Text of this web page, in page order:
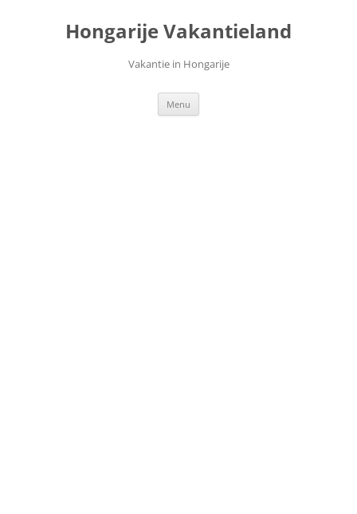
Hongarije Vakantieland
Vakantie in Hongarije
Menu